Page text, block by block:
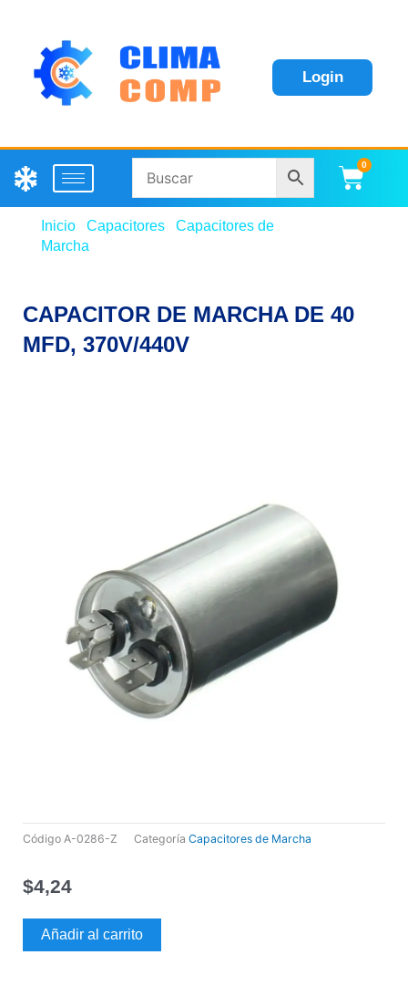
Login
0
Inicio Capacitores
Capacitores de
Marcha
CAPACITOR DE MARCHA DE 40
MFD, 370V/440V
Código A-0286-Z Categoría Capacitores de Marcha
$4,24
CAPACITOR
DE
Añadir al carrito